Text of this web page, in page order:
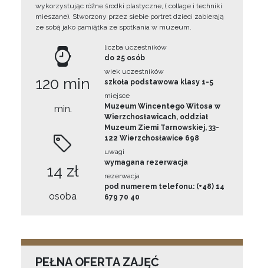
wykorzystując różne środki plastyczne, ( collage i techniki
mieszane). Stworzony przez siebie portret dzieci zabierają
ze sobą jako pamiątka ze spotkania w muzeum.
120 min
min.
14 zł
osoba
liczba uczestników
do 25 osób
wiek uczestników
szkoła podstawowa klasy 1-5
miejsce
Muzeum Wincentego Witosa w
Wierzchosławicach, oddział
Muzeum Ziemi Tarnowskiej, 33-
122 Wierzchosławice 698
uwagi
wymagana rezerwacja
rezerwacja
pod numerem telefonu: (+48) 14
679 70 40
PEŁNA OFERTA ZAJĘĆ